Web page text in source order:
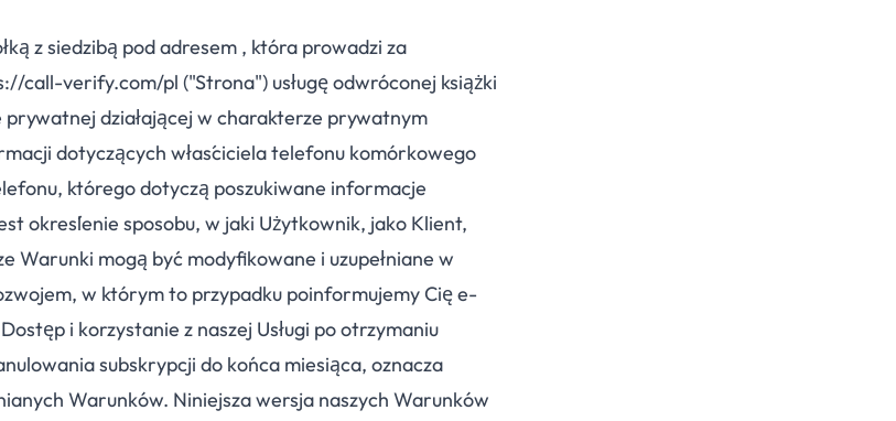
z siedzibą pod adresem , która prowadzi za
verify.com/pl ("Strona") usługę odwróconej książki
działającej w charakterze prywatnym
dotyczących właściciela telefonu komórkowego
którego dotyczą poszukiwane informacje
określenie sposobu, w jaki Użytkownik, jako Klient,
Warunki mogą być modyfikowane i uzupełniane w
w którym to przypadku poinformujemy Cię e-
i korzystanie z naszej Usługi po otrzymaniu
subskrypcji do końca miesiąca, oznacza
Warunków. Niniejsza wersja naszych Warunków